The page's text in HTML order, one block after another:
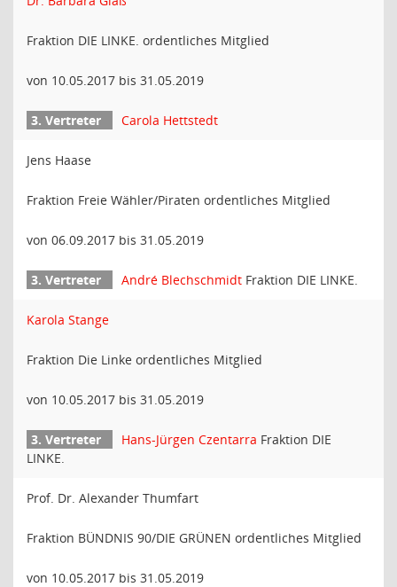
Fraktion DIE LINKE. ordentliches Mitglied
von 10.05.2017 bis 31.05.2019
Carola Hettstedt
Jens Haase
Fraktion Freie Wähler/Piraten ordentliches Mitglied
von 06.09.2017 bis 31.05.2019
André Blechschmidt Fraktion DIE LINKE.
Karola Stange
Fraktion Die Linke ordentliches Mitglied
von 10.05.2017 bis 31.05.2019
Hans-Jürgen Czentarra Fraktion DIE
LINKE.
Prof. Dr. Alexander Thumfart
Fraktion BÜNDNIS 90/DIE GRÜNEN ordentliches Mitglied
von 10.05.2017 bis 31.05.2019